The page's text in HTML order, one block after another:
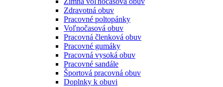
Zdravotná obuv
Pracovné poltopánky
Voľnočasová obuv
Pracovná členková obuv
Pracovné gumáky
Pracovná vysoká obuv
Pracovné sandále
Športová pracovná obuv
Doplnky k obuvi